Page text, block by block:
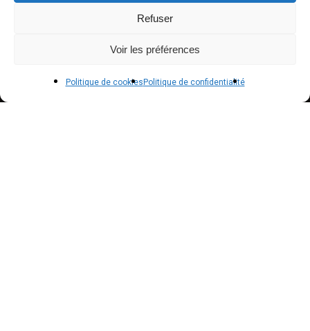
Refuser
Voir les préférences
Politique de cookies Politique de confidentialité
Conditions générales de vente